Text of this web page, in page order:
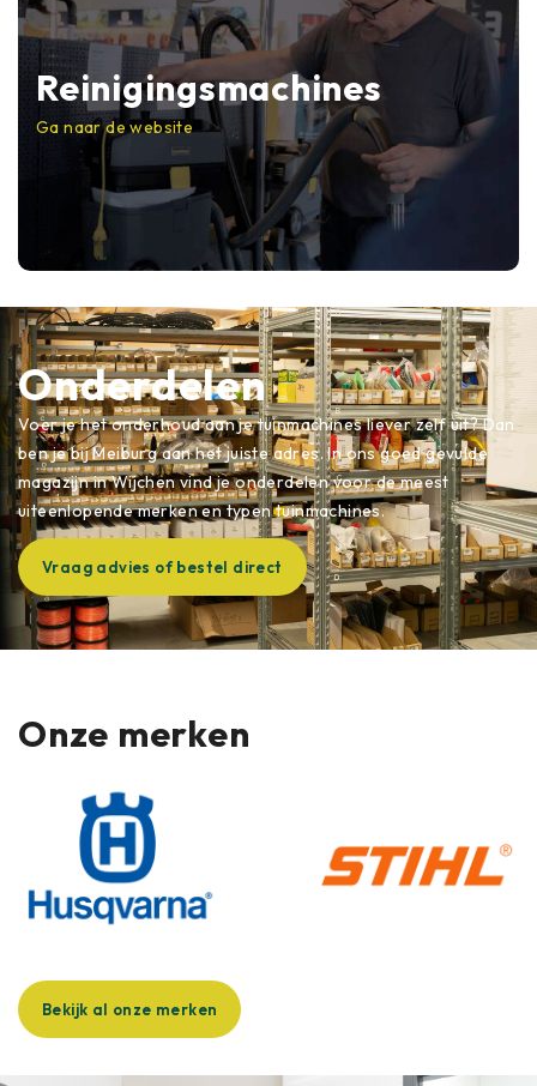
Reinigingsmachines
Ga naar de website
Onderdelen
Voer je het onderhoud aan je tuinmachines liever zelf uit? Dan
ben je bij Meiburg aan het juiste adres. In ons goed gevulde
magazijn in Wijchen vind je onderdelen voor de meest
uiteenlopende merken en typen tuinmachines.
Vraag advies of bestel direct
Onze merken
Bekijk al onze merken